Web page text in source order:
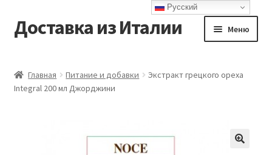
Перейти
к
Перейти
к
Доставка из Италии Меню
Доставка
Главная Питание и добавки
Экстракт грецкого ореха
Integral 200 мл Джорджини
Русский